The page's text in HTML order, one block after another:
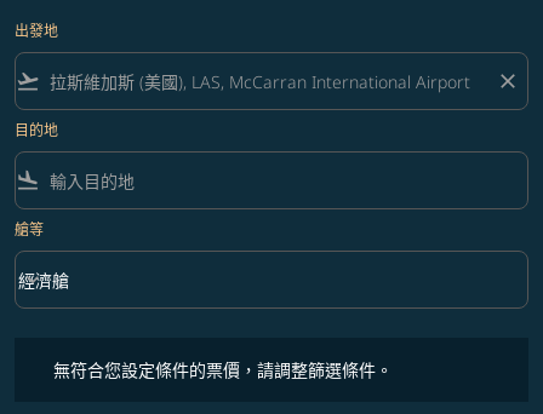
出發地
flight_takeoff close
目的地
flight_land
艙等
艙等 option 經濟艙 Selected
經濟艙
keyboard_arrow_down
無符合您設定條件的票價，請調整篩選條件。